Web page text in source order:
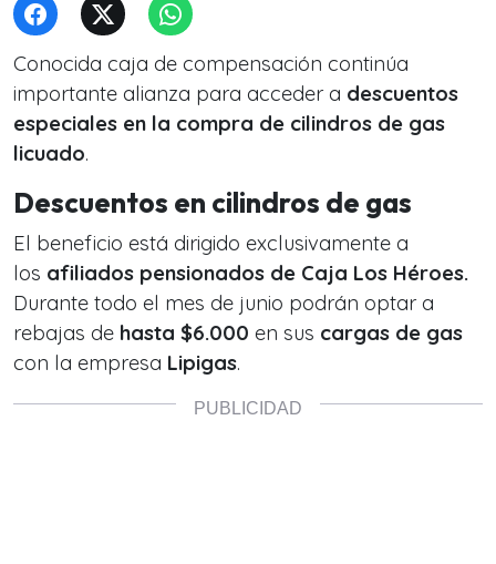
Conocida caja de compensación continúa
importante alianza para acceder a descuentos
especiales en la compra de cilindros de gas
licuado.
Descuentos en cilindros de gas
El beneficio está dirigido exclusivamente a
los afiliados pensionados de Caja Los Héroes.
Durante todo el mes de junio podrán optar a
rebajas de hasta $6.000 en sus cargas de gas
con la empresa Lipigas.